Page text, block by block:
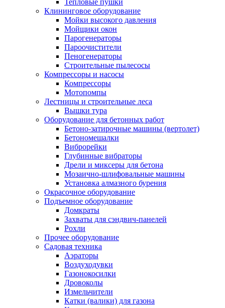
Тепловые пушки
Клининговое оборудование
Мойки высокого давления
Мойщики окон
Парогенераторы
Пароочистители
Пеногенераторы
Строительные пылесосы
Компрессоры и насосы
Компрессоры
Мотопомпы
Лестницы и строительные леса
Вышки тура
Оборудование для бетонных работ
Бетоно-затирочные машины (вертолет)
Бетономешалки
Виброрейки
Глубинные вибраторы
Дрели и миксеры для бетона
Мозаично-шлифовальные машины
Установка алмазного бурения
Окрасочное оборудование
Подъемное оборудование
Домкраты
Захваты для сэндвич-панелей
Рохли
Прочее оборудование
Садовая техника
Аэраторы
Воздуходувки
Газонокосилки
Дровоколы
Измельчители
Катки (валики) для газона